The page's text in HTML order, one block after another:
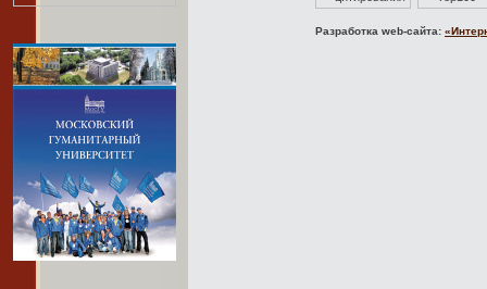
Разработка web-сайта: